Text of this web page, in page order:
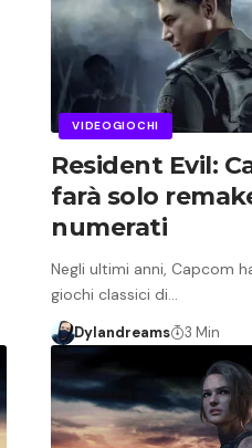
VIDEOGIOCHI
Resident Evil:
farà solo
numerati
Negli ultimi anni, Capcom
giochi classici di…
Dylandreams 3 Min